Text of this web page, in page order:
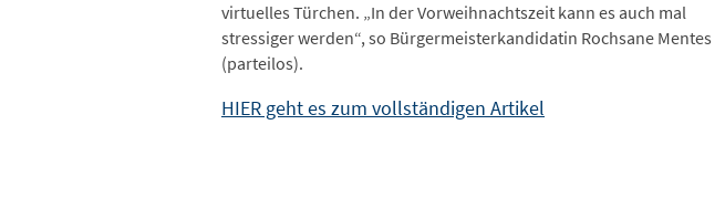
virtuelles Türchen. „In der Vorweihnachtszeit kann es auch mal
stressiger werden“, so Bürgermeisterkandidatin Rochsane Mentes
(parteilos).
HIER geht es zum vollständigen Artikel